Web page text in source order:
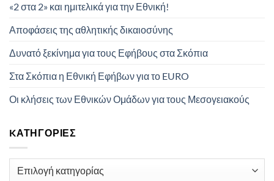
«2 στα 2» και ημιτελικά για την Εθνική!
Αποφάσεις της αθλητικής δικαιοσύνης
Δυνατό ξεκίνημα για τους Εφήβους στα Σκόπια
Στα Σκόπια η Εθνική Εφήβων για το EURO
Οι κλήσεις των Εθνικών Ομάδων για τους Μεσογειακούς
KΑΤΗΓΟΡΊΕΣ
Kατηγορίες